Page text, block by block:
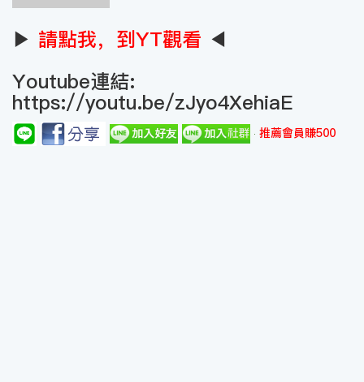
▶ 請點我，到YT觀看 ◀
Youtube連結:
https://youtu.be/zJyo4XehiaE
推薦會員賺500